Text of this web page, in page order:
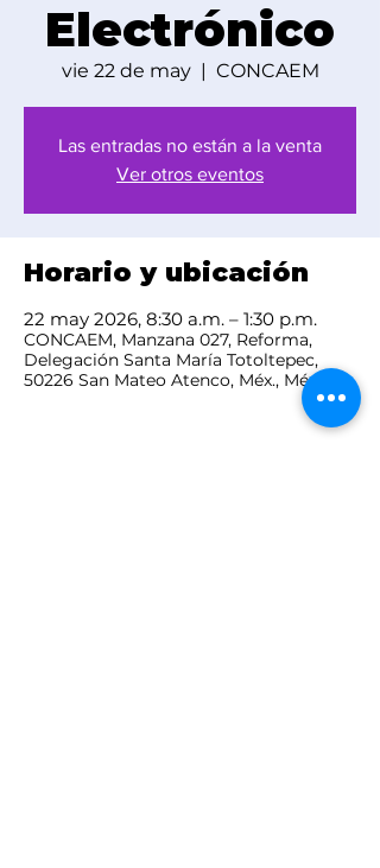
Electrónico
vie 22 de may
  |
CONCAEM
Las entradas no están a la venta
Ver otros eventos
Horario y ubicación
22 may 2026, 8:30 a.m. – 1:30 p.m.
CONCAEM, Manzana 027, Reforma,
Delegación Santa María Totoltepec,
50226 San Mateo Atenco, Méx., México